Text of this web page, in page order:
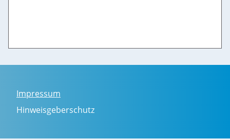
Impressum
Hinweisgeberschutz